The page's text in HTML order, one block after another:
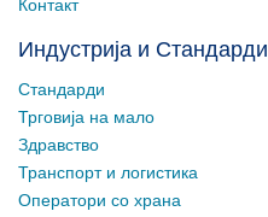
Контакт
Индустрија и Стандарди
Стандарди
Трговија на мало
Здравство
Транспорт и логистика
Оператори со храна